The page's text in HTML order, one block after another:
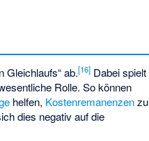
Gleichlaufs“ ab.[16] Dabei spielt
Rolle. So können
helfen, Kostenremanenzenzu
dies negativ auf die